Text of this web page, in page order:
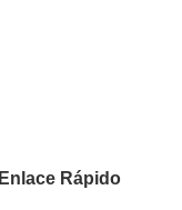
Enlace Rápido